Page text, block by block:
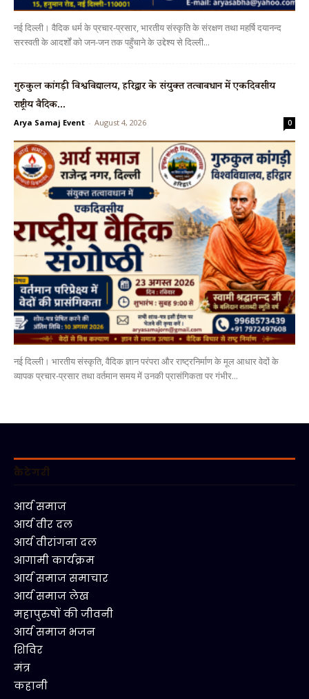
नई दिल्ली। वैदिक धर्म के प्रचार-प्रसार, भारतीय संस्कृति के संरक्षण तथा महर्षि दयानन्द
सरस्वती के आदर्शों को जन-जन तक पहुँचाने के उद्देश्य से दिल्ली...
गुरुकुल कांगड़ी विश्वविद्यालय, हरिद्वार के संयुक्त तत्वावधान में एकदिवसीय
राष्ट्रीय वैदिक...
Arya Samaj Event - August 4, 2026 0
नई दिल्ली। भारतीय संस्कृति, वैदिक ज्ञान परंपरा और राष्ट्रनिर्माण के मूल आधार वेदों के
व्यापक प्रचार-प्रसार तथा वर्तमान समय में उनकी प्रासंगिकता पर गंभीर...
कैटेगरी
आर्य समाज
आर्य वीर दल
आर्य वीरांगना दल
आगामी कार्यक्रम
आर्य समाज समाचार
आर्य समाज लेख
महापुरुषों की जीवनी
आर्य समाज भजन
शिविर
मंत्र
कहानी